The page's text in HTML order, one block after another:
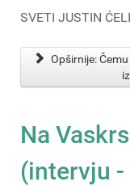
SVETI JUSTIN
Opširnije:
Na
(intervju -